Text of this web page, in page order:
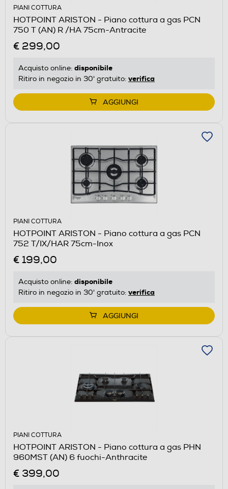
PIANI COTTURA
HOTPOINT ARISTON - Piano cottura a gas PCN
750 T (AN) R /HA 75cm-Antracite
€ 299,00
Acquisto online: disponibile
Ritiro in negozio in 30' gratuito: verifica
AGGIUNGI
PIANI COTTURA
HOTPOINT ARISTON - Piano cottura a gas PCN
752 T/IX/HAR 75cm-Inox
€ 199,00
Acquisto online: disponibile
Ritiro in negozio in 30' gratuito: verifica
AGGIUNGI
PIANI COTTURA
HOTPOINT ARISTON - Piano cottura a gas PHN
960MST (AN) 6 fuochi-Anthracite
€ 399,00